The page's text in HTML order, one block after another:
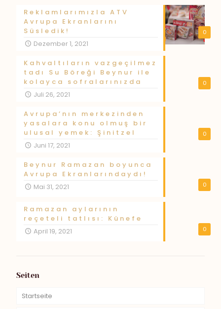
0
Reklamlarımızla ATV
Avrupa Ekranlarını
Süsledik!
Dezember 1, 2021
0
Kahvaltıların vazgeçilmez
tadı Su Böreği Beynur ile
kolayca sofralarınızda
Juli 26, 2021
0
Avrupa’nın merkezinden
yasalara konu olmuş bir
ulusal yemek: Şinitzel
Juni 17, 2021
0
Beynur Ramazan boyunca
Avrupa Ekranlarındaydı!
Mai 31, 2021
0
Ramazan aylarının
reçeteli tatlısı: Künefe
April 19, 2021
Seiten
Startseite